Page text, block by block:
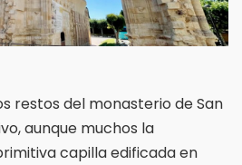
restos del monasterio de San
aunque muchos la
capilla edificada en